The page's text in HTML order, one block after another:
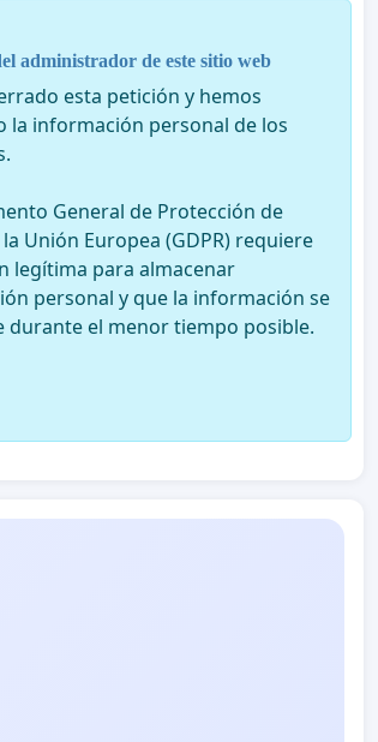
administrador de este sitio web
esta petición y hemos
la información personal de los
General de Protección de
Unión Europea (GDPR) requiere
legítima para almacenar
personal y que la información se
durante el menor tiempo posible.